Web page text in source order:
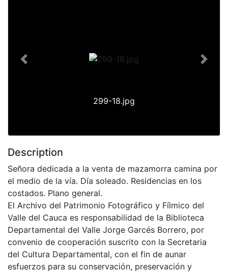
299-18.jpg
Previous Next
Description
Señora dedicada a la venta de mazamorra camina por
el medio de la vía. Día soleado. Residencias en los
costados. Plano general.
El Archivo del Patrimonio Fotográfico y Fílmico del
Valle del Cauca es responsabilidad de la Biblioteca
Departamental del Valle Jorge Garcés Borrero, por
convenio de cooperación suscrito con la Secretaria
del Cultura Departamental, con el fin de aunar
esfuerzos para su conservación, preservación y